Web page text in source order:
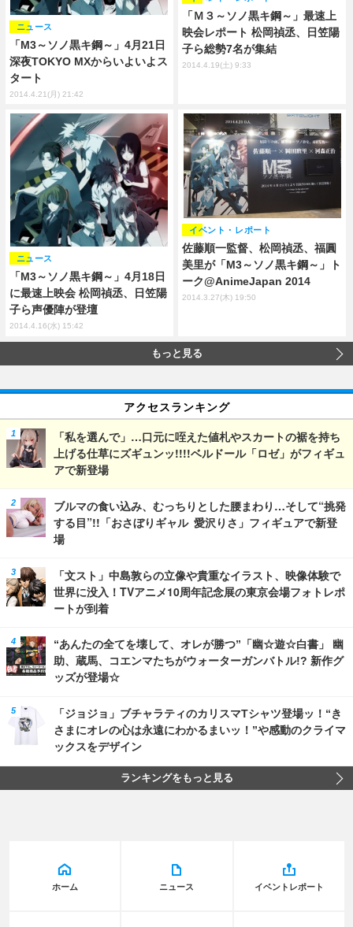
「M3～ソノ黒キ鋼～」4月21日
深夜TOKYO MXからいよいよス
タート
ニュース
2014.4.21(月) 21:42
「Ｍ３～ソノ黒キ鋼～」最速上
映会レポート 松岡禎丞、日笠陽
子ら総勢7名が集結
2014.4.19(土) 9:33
「M3～ソノ黒キ鋼～」4月18日
に最速上映会 松岡禎丞、日笠陽
子ら声優陣が登壇
ニュース
2014.4.16(水) 15:42
佐藤順一監督、松岡禎丞、福圓
美里が「M3～ソノ黒キ鋼～」ト
ーク@AnimeJapan 2014
イベント・レポート
2014.3.27(木) 19:50
もっと見る
アクセスランキング
「私を選んで」…口元に咥えた値札やスカートの裾を持ち
上げる仕草にズギュンッ!!!!ベルドール「ロゼ」がフィギュ
アで新登場
ブルマの食い込み、むっちりとした腰まわり…そして“挑発
する目”!!「おさぼりギャル 愛沢りさ」フィギュアで新登
場
「文スト」中島敦らの立像や貴重なイラスト、映像体験で
世界に没入！TVアニメ10周年記念展の東京会場フォトレポ
ートが到着
“あんたの全てを壊して、オレが勝つ”「幽☆遊☆白書」 幽
助、蔵馬、コエンマたちがウォーターガンバトル!? 新作グ
ッズが登場☆
「ジョジョ」ブチャラティのカリスマTシャツ登場ッ！“き
さまにオレの心は永遠にわかるまいッ！”や感動のクライマ
ックスをデザイン
ランキングをもっと見る
ホーム ニュース イベントレポート